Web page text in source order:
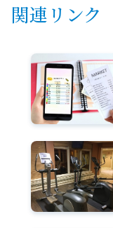
関連リンク